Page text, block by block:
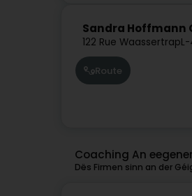
Sandra Hoffmann
122 Rue Waassertrap
Route
Coaching An
Dës Firmen sinn an der